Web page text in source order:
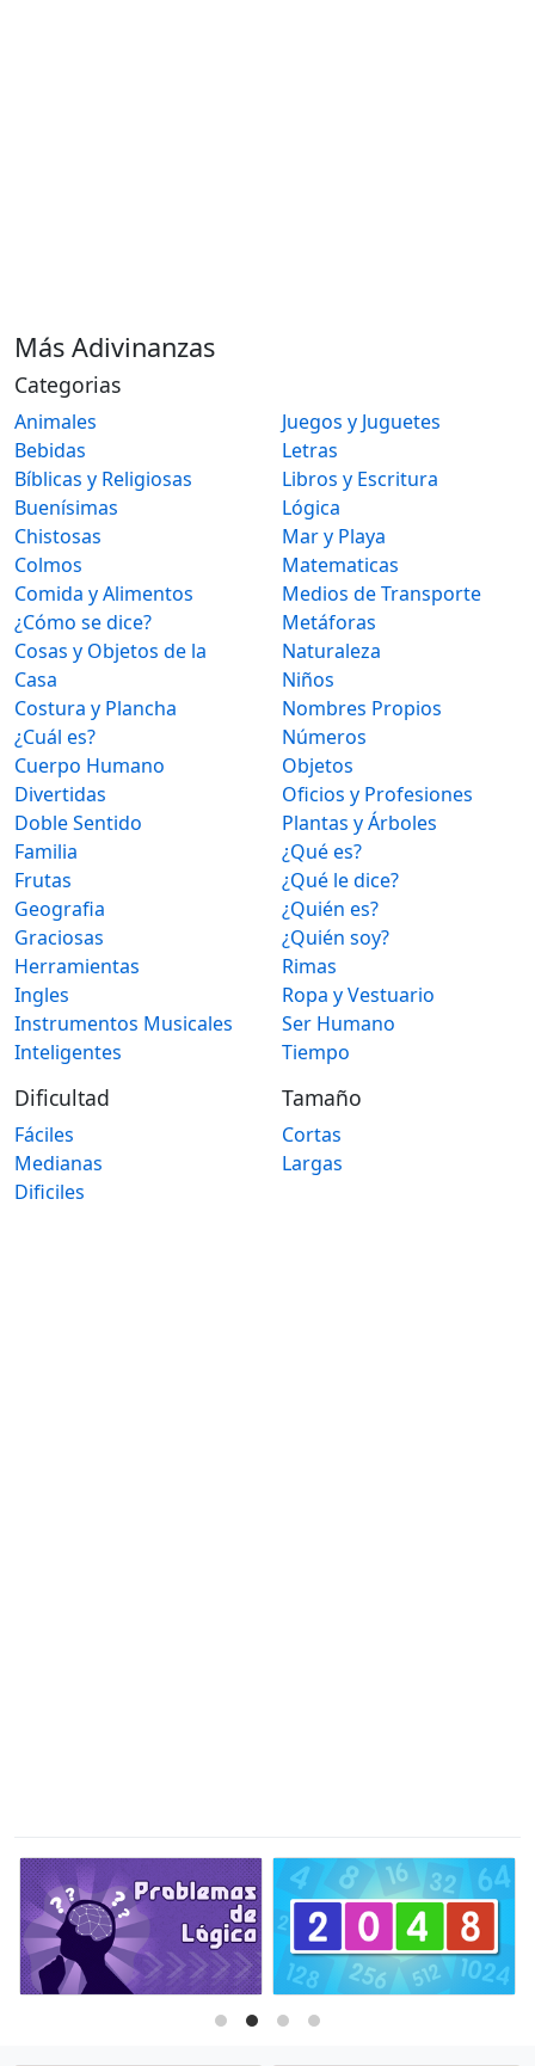
Más Adivinanzas
Categorias
Animales
Bebidas
Bíblicas y Religiosas
Buenísimas
Chistosas
Colmos
Comida y Alimentos
¿Cómo se dice?
Cosas y Objetos de la
Casa
Costura y Plancha
¿Cuál es?
Cuerpo Humano
Divertidas
Doble Sentido
Familia
Frutas
Geografia
Graciosas
Herramientas
Ingles
Instrumentos Musicales
Inteligentes
Juegos y Juguetes
Letras
Libros y Escritura
Lógica
Mar y Playa
Matematicas
Medios de Transporte
Metáforas
Naturaleza
Niños
Nombres Propios
Números
Objetos
Oficios y Profesiones
Plantas y Árboles
¿Qué es?
¿Qué le dice?
¿Quién es?
¿Quién soy?
Rimas
Ropa y Vestuario
Ser Humano
Tiempo
Dificultad
Fáciles
Medianas
Dificiles
Tamaño
Cortas
Largas